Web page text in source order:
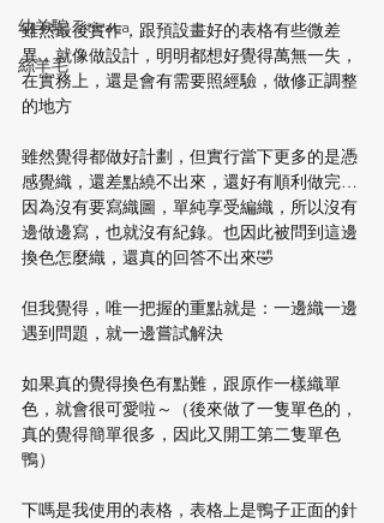
幼羊駝 Titicaca
絲羊毛
雖然最後實作，跟預設畫好的表格有些微差
異，就像做設計，明明都想好覺得萬無一失，
在實務上，還是會有需要照經驗，做修正調整
的地方
雖然覺得都做好計劃，但實行當下更多的是憑
感覺織，還差點繞不出來，還好有順利做完…
因為沒有要寫織圖，單純享受編織，所以沒有
邊做邊寫，也就沒有紀錄。也因此被問到這邊
換色怎麼織，還真的回答不出來🤣
但我覺得，唯一把握的重點就是：一邊織一邊
遇到問題，就一邊嘗試解決
如果真的覺得換色有點難，跟原作一樣織單
色，就會很可愛啦～（後來做了一隻單色的，
真的覺得簡單很多，因此又開工第二隻單色
鴨）
下嗎是我使用的表格，表格上是鴨子正面的針